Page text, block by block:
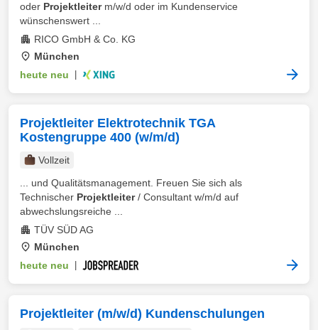
oder Projektleiterm/w/d oder im Kundenservice
wünschenswert ...
RICO GmbH & Co. KG
München
heute neu
Projektleiter Elektrotechnik TGA
Kostengruppe 400 (w/m/d)
Vollzeit
... und Qualitätsmanagement. Freuen Sie sich als
Technischer Projektleiter/ Consultant w/m/d auf
abwechslungsreiche ...
TÜV SÜD AG
München
heute neu
Projektleiter (m/w/d) Kundenschulungen